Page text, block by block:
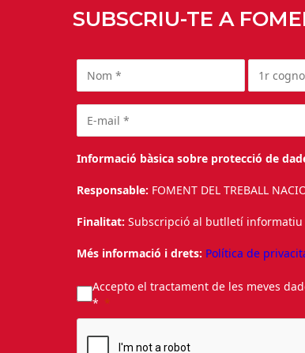
SUBSCRIU-TE A
Informació bàsica sobre protecció de
Responsable: FOMENT DEL TREBALL
Finalitat: Subscripció al butlletí informatiu
Més informació i drets: Política de
Accepto el tractament de les meves
*